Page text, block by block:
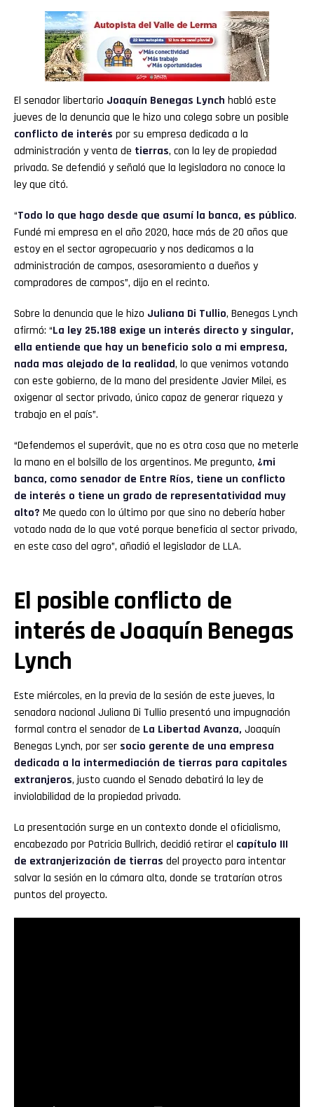
El senador libertario Joaquín Benegas Lynch habló este
jueves de la denuncia que le hizo una colega sobre un posible
conflicto de interés por su empresa dedicada a la
administración y venta de tierras, con la ley de propiedad
privada. Se defendió y señaló que la legisladora no conoce la
ley que citó.
“Todo lo que hago desde que asumí la banca, es público.
Fundé mi empresa en el año 2020, hace más de 20 años que
estoy en el sector agropecuario y nos dedicamos a la
administración de campos, asesoramiento a dueños y
compradores de campos”, dijo en el recinto.
Sobre la denuncia que le hizo Juliana Di Tullio, Benegas Lynch
afirmó: “La ley 25.188 exige un interés directo y singular,
ella entiende que hay un beneficio solo a mi empresa,
nada mas alejado de la realidad, lo que venimos votando
con este gobierno, de la mano del presidente Javier Milei, es
oxigenar al sector privado, único capaz de generar riqueza y
trabajo en el país”.
“Defendemos el superávit, que no es otra cosa que no meterle
la mano en el bolsillo de los argentinos. Me pregunto, ¿mi
banca, como senador de Entre Ríos, tiene un conflicto
de interés o tiene un grado de representatividad muy
alto? Me quedo con lo último por que sino no debería haber
votado nada de lo que voté porque beneficia al sector privado,
en este caso del agro”, añadió el legislador de LLA.
El posible conflicto de
interés de Joaquín Benegas
Lynch
Este miércoles, en la previa de la sesión de este jueves, la
senadora nacional Juliana Di Tullio presentó una impugnación
formal contra el senador de La Libertad Avanza, Joaquín
Benegas Lynch, por ser socio gerente de una empresa
dedicada a la intermediación de tierras para capitales
extranjeros, justo cuando el Senado debatirá la ley de
inviolabilidad de la propiedad privada.
La presentación surge en un contexto donde el oficialismo,
encabezado por Patricia Bullrich, decidió retirar el capítulo III
de extranjerización de tierras del proyecto para intentar
salvar la sesión en la cámara alta, donde se tratarían otros
puntos del proyecto.